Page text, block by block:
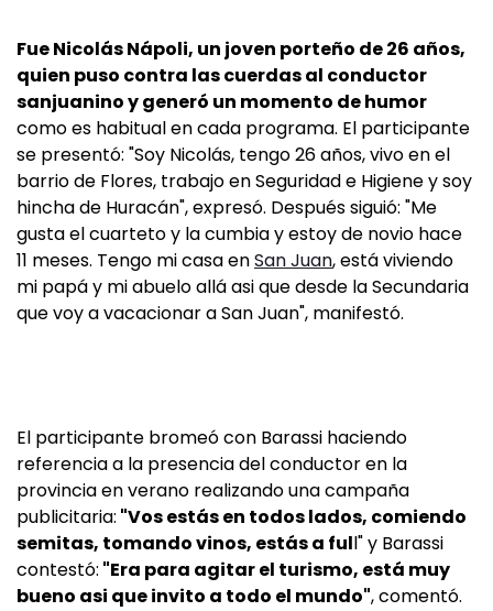
Fue Nicolás Nápoli, un joven porteño de 26 años,
quien puso contra las cuerdas al conductor
sanjuanino y generó un momento de humor
como es habitual en cada programa. El participante
se presentó: "Soy Nicolás, tengo 26 años, vivo en el
barrio de Flores, trabajo en Seguridad e Higiene y soy
hincha de Huracán", expresó. Después siguió: "Me
gusta el cuarteto y la cumbia y estoy de novio hace
11 meses. Tengo mi casa enSan Juan, está viviendo
mi papá y mi abuelo allá asi que desde la Secundaria
que voy a vacacionar a San Juan", manifestó.
El participante bromeó con Barassi haciendo
referencia a la presencia del conductor en la
provincia en verano realizando una campaña
publicitaria: "Vos estás en todos lados, comiendo
semitas, tomando vinos, estás a full" y Barassi
contestó: "Era para agitar el turismo, está muy
bueno asi que invito a todo el mundo", comentó.